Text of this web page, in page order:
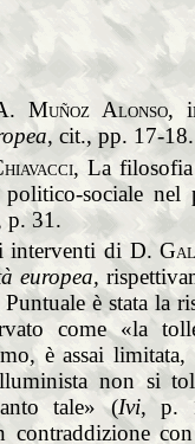
Muñoz Alonso,
, cit., pp. 17-18.
, La
politico-sociale
p. 31.
interventi di D.
europea,
è stata la
come «la
è assai
non si
tale» (Ivi, p.